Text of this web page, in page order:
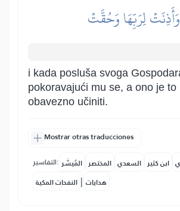
وَأَذِنَتۡ لِرَبِّهَا وَحُقَّتۡ
i kada posluša svoga
pokoravajući mu se, a ono je to
obavezno učiniti.
Mostrar otras traducciones
التفاسير: المُيسَّر المختصر السعدي ابن كثير
النفحات المكية | هدايات